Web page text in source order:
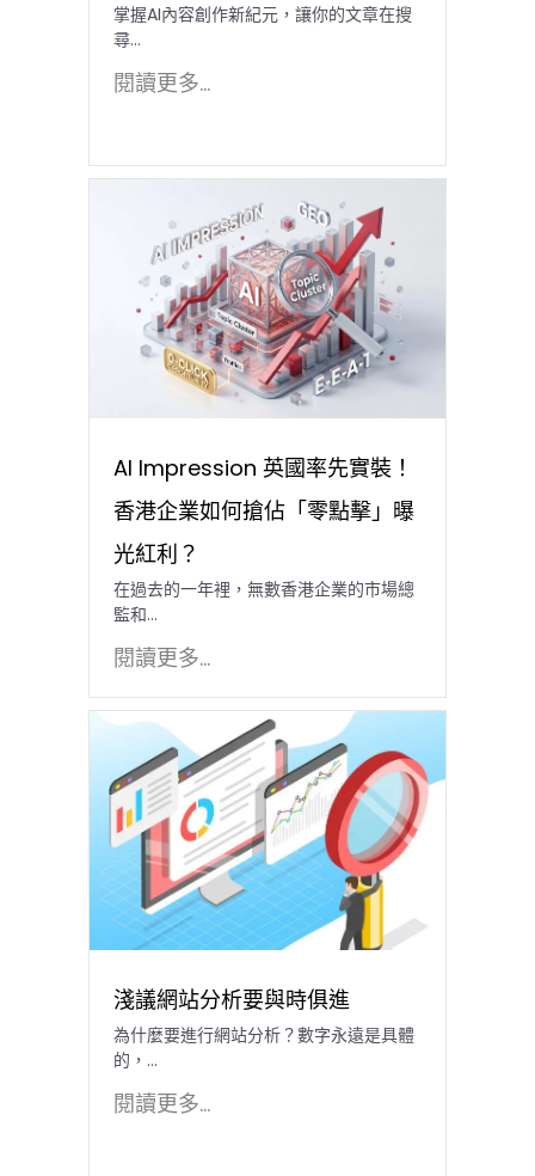
掌握AI內容創作新紀元，讓你的文章在搜
尋…
閱讀更多...
AI Impression 英國率先實裝！
香港企業如何搶佔「零點擊」曝
光紅利？
在過去的一年裡，無數香港企業的市場總
監和…
閱讀更多...
淺議網站分析要與時俱進
為什麼要進行網站分析？數字永遠是具體
的，...
閱讀更多...